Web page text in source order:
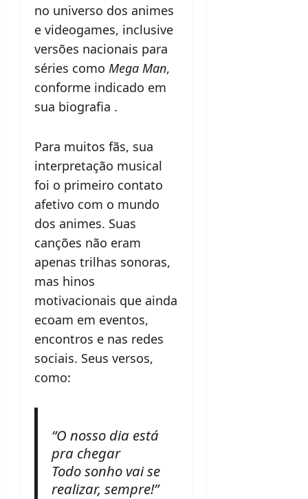
no universo dos animes
e videogames, inclusive
versões nacionais para
séries como Mega Man,
conforme indicado em
sua biografia .
Para muitos fãs, sua
interpretação musical
foi o primeiro contato
afetivo com o mundo
dos animes. Suas
canções não eram
apenas trilhas sonoras,
mas hinos
motivacionais que ainda
ecoam em eventos,
encontros e nas redes
sociais. Seus versos,
como:
“O nosso dia está
pra chegar
Todo sonho vai se
realizar, sempre!”